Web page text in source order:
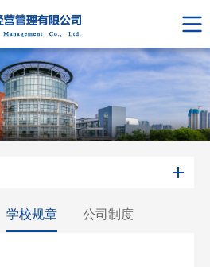
学校规章 公司制度